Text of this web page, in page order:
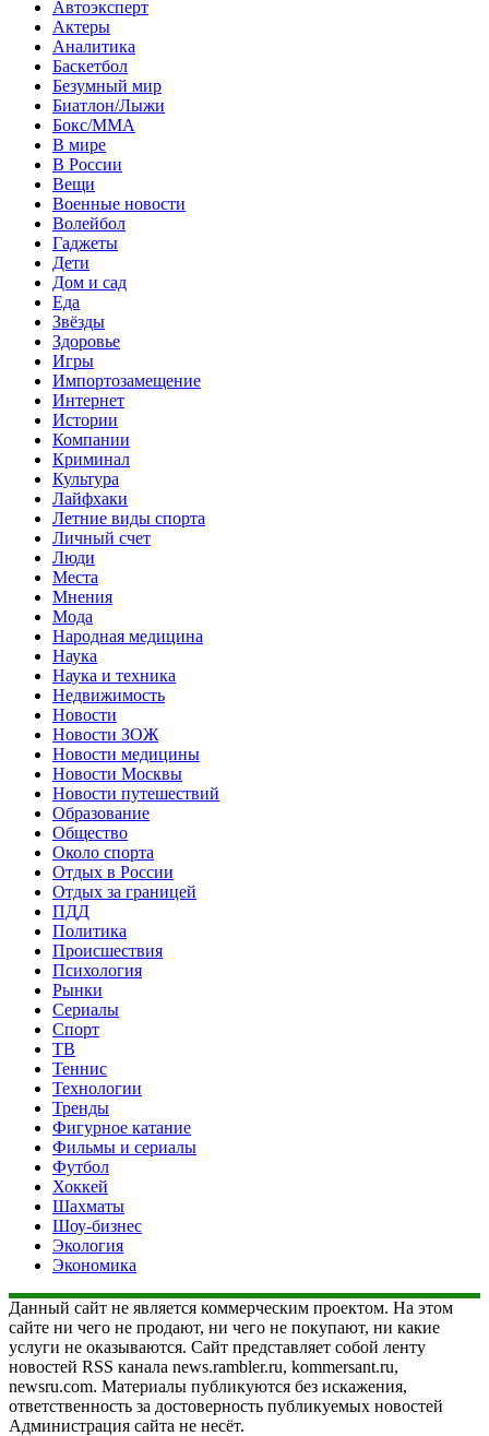
Автоэксперт
Актеры
Аналитика
Баскетбол
Безумный мир
Биатлон/Лыжи
Бокс/MMA
В мире
В России
Вещи
Военные новости
Волейбол
Гаджеты
Дети
Дом и сад
Еда
Звёзды
Здоровье
Игры
Импортозамещение
Интернет
Истории
Компании
Криминал
Культура
Лайфхаки
Летние виды спорта
Личный счет
Люди
Места
Мнения
Мода
Народная медицина
Наука
Наука и техника
Недвижимость
Новости
Новости ЗОЖ
Новости медицины
Новости Москвы
Новости путешествий
Образование
Общество
Около спорта
Отдых в России
Отдых за границей
ПДД
Политика
Происшествия
Психология
Рынки
Сериалы
Спорт
ТВ
Теннис
Технологии
Тренды
Фигурное катание
Фильмы и сериалы
Футбол
Хоккей
Шахматы
Шоу-бизнес
Экология
Экономика
Данный сайт не является коммерческим проектом. На этом
сайте ни чего не продают, ни чего не покупают, ни какие
услуги не оказываются. Сайт представляет собой ленту
новостей RSS канала news.rambler.ru, kommersant.ru,
newsru.com. Материалы публикуются без искажения,
ответственность за достоверность публикуемых новостей
Администрация сайта не несёт.